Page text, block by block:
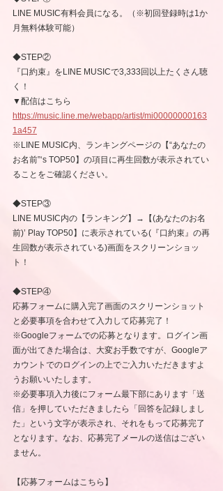
LINE MUSIC有料会員になる。（※初回登録時は1か
月無料体験可能）
◆STEP②
『口約束』をLINE MUSICで3,333回以上たくさん聴
く！
▼配信はこちら
https://music.line.me/webapp/artist/mi00000000163
1a457
※LINE MUSIC内、ランキングページの【“あなたの
お名前”‘s TOP50】の項目に再生回数が表示されてい
ることをご確認ください。
◆STEP③
LINE MUSIC内の【ランキング】→【(あなたのお名
前)’ Play TOP50】に表示されている(『口約束』の再
生回数が表示されている)画面をスクリーンショッ
ト！
◆STEP④
応募フォームに購入完了画面のスクリーンショット
と必要事項を合わせて入力して応募完了！
※Googleフォームでの応募となります。ログイン画
面が出てきた場合は、大変お手数ですが、Googleア
カウントでのログインの上でご入力いただきますよ
うお願いいたします。
※必要事項入力後にフォーム最下部にあります「送
信」を押していただきましたら「回答を記録しまし
た」という文字が表示され、それをもって応募完了
となります。なお、応募完了メールの送信はござい
ません。
【応募フォームはこちら】